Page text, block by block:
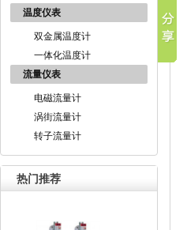
温度仪表
双金属温度计
一体化温度计
流量仪表
电磁流量计
涡街流量计
转子流量计
热门推荐